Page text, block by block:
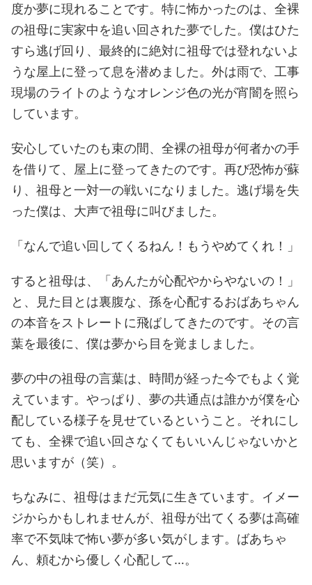
度か夢に現れることです。特に怖かったのは、全裸
の祖母に実家中を追い回された夢でした。僕はひた
すら逃げ回り、最終的に絶対に祖母では登れないよ
うな屋上に登って息を潜めました。外は雨で、工事
現場のライトのようなオレンジ色の光が宵闇を照ら
しています。
安心していたのも束の間、全裸の祖母が何者かの手
を借りて、屋上に登ってきたのです。再び恐怖が蘇
り、祖母と一対一の戦いになりました。逃げ場を失
った僕は、大声で祖母に叫びました。
「なんで追い回してくるねん！もうやめてくれ！」
すると祖母は、「あんたが心配やからやないの！」
と、見た目とは裏腹な、孫を心配するおばあちゃん
の本音をストレートに飛ばしてきたのです。その言
葉を最後に、僕は夢から目を覚ましました。
夢の中の祖母の言葉は、時間が経った今でもよく覚
えています。やっぱり、夢の共通点は誰かが僕を心
配している様子を見せているということ。それにし
ても、全裸で追い回さなくてもいいんじゃないかと
思いますが（笑）。
ちなみに、祖母はまだ元気に生きています。イメー
ジからかもしれませんが、祖母が出てくる夢は高確
率で不気味で怖い夢が多い気がします。ばあちゃ
ん、頼むから優しく心配して…。